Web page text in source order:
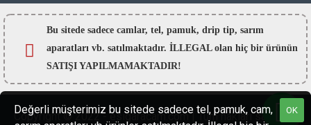
Bu sitede sadece camlar, tel, pamuk, drip tip, sarım
aparatları vb. satılmaktadır. İLLEGAL olan hiç bir ürünün
SATIŞI YAPILMAMAKTADIR!
Copyright © 2022 - esigaracam.com | Tüm hakları saklıdır.OK
Değerli müşterimiz bu sitede sadece tel, pamuk, cam,